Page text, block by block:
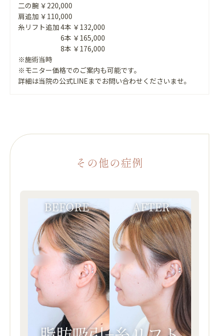
二の腕 ￥220,000
肩追加 ￥110,000
糸リフト追加 4本 ￥132,000
6本 ￥165,000
8本 ￥176,000
※施術当時
※モニター価格でのご案内も可能です。
詳細は当院の公式LINEまでお問い合わせくださいませ。
その他の症例